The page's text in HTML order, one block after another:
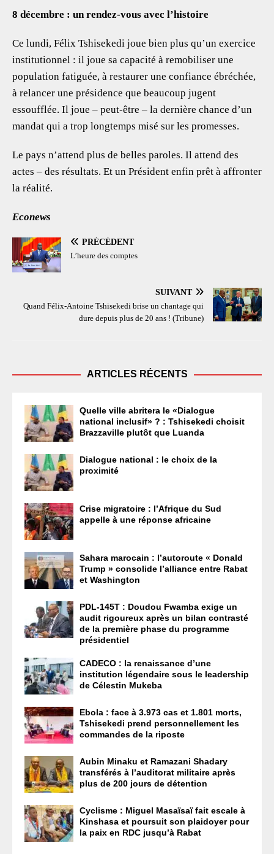
8 décembre : un rendez-vous avec l’histoire
Ce lundi, Félix Tshisekedi joue bien plus qu’un exercice
institutionnel : il joue sa capacité à remobiliser une
population fatiguée, à restaurer une confiance ébréchée,
à relancer une présidence que beaucoup jugent
essoufflée. Il joue – peut-être – la dernière chance d’un
mandat qui a trop longtemps misé sur les promesses.
Le pays n’attend plus de belles paroles. Il attend des
actes – des résultats. Et un Président enfin prêt à affronter
la réalité.
Econews
PRÉCÉDENT
L’heure des comptes
SUIVANT
Quand Félix-Antoine Tshisekedi brise un chantage qui
dure depuis plus de 20 ans ! (Tribune)
ARTICLES RÉCENTS
Quelle ville abritera le «Dialogue
national inclusif» ? : Tshisekedi choisit
Brazzaville plutôt que Luanda
Dialogue national : le choix de la
proximité
Crise migratoire : l’Afrique du Sud
appelle à une réponse africaine
Sahara marocain : l’autoroute « Donald
Trump » consolide l’alliance entre Rabat
et Washington
PDL-145T : Doudou Fwamba exige un
audit rigoureux après un bilan contrasté
de la première phase du programme
présidentiel
CADECO : la renaissance d’une
institution légendaire sous le leadership
de Célestin Mukeba
Ebola : face à 3.973 cas et 1.801 morts,
Tshisekedi prend personnellement les
commandes de la riposte
Aubin Minaku et Ramazani Shadary
transférés à l’auditorat militaire après
plus de 200 jours de détention
Cyclisme : Miguel Masaïsaï fait escale à
Kinshasa et poursuit son plaidoyer pour
la paix en RDC jusqu’à Rabat